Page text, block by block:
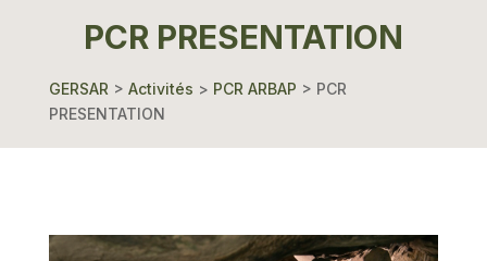
PCR PRESENTATION
GERSAR > Activités > PCR ARBAP > PCR
PRESENTATION